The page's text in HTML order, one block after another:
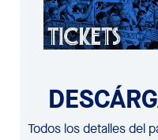
Todos los detalles del